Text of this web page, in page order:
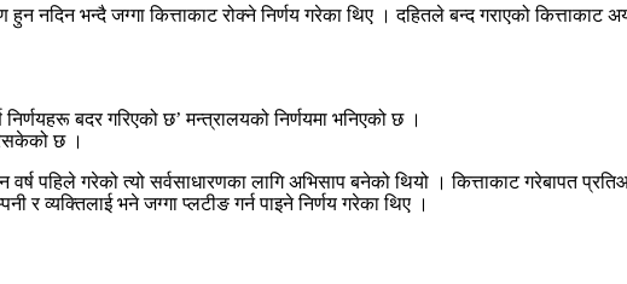
नदिन भन्दै जग्गा कित्ताकाट रोक्ने निर्णय गरेका थिए । दहितले बन्द गराएको कित्ताकाट
बदर गरिएको छ’ मन्त्रालयको निर्णयमा भनिएको छ ।
छ ।
वर्ष पहिले गरेको त्यो सर्वसाधारणका लागि अभिसाप बनेको थियो । कित्ताकाट गरेबापत
व्यक्तिलाई भने जग्गा प्लटीङ गर्न पाइने निर्णय गरेका थिए ।